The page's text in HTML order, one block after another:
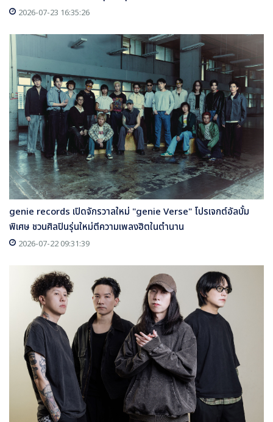
2026-07-23 16:35:26
genie records เปิดจักรวาลใหม่ "genie Verse" โปรเจกต์อัลบั้ม
พิเศษ ชวนศิลปินรุ่นใหม่ตีความเพลงฮิตในตำนาน
2026-07-22 09:31:39